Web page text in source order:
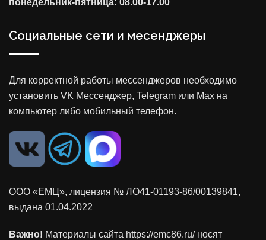
Социальные сети и месенджеры
Для корректной работы мессенджеров необходимо
установить VK Мессенджер, Telegram или Max на
компьютер либо мобильный телефон.
ООО «ЕМЦ», лицензия № ЛО41-01193-86/00139841,
выдана 01.04.2022
Важно! Материалы сайта https://emc86.ru/ носят